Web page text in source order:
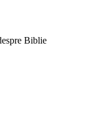
Biblie